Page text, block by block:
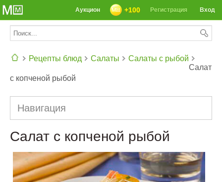
Вход
Регистрация
+100
Аукцион
Рецепты блюд Салаты
Салаты с рыбой
Салат
с копченой рыбой
Навигация
Салат с копченой рыбой